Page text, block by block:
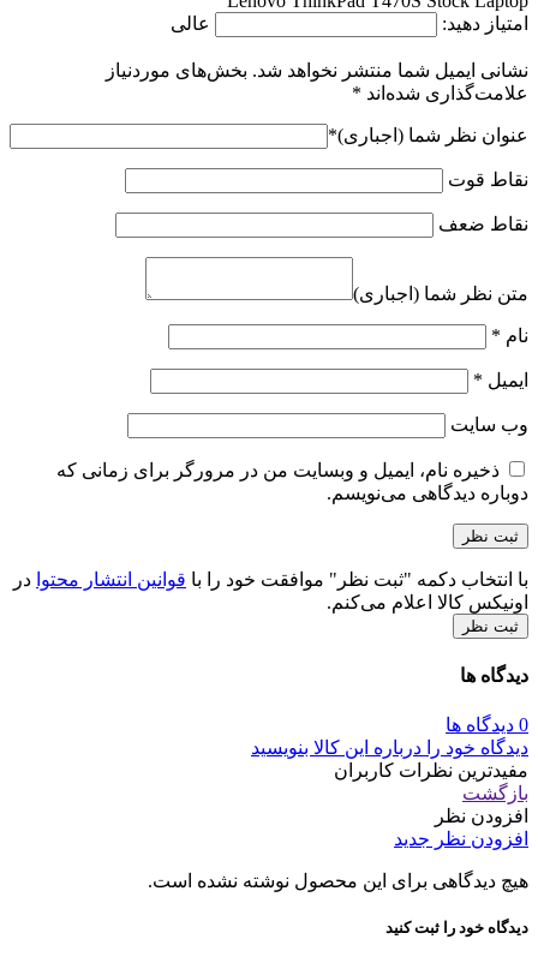
امتیاز دهید:
عالی
نشانی ایمیل شما منتشر نخواهد شد. بخش‌های موردنیاز
علامت‌گذاری شده‌اند *
عنوان نظر شما (اجباری)*
نقاط قوت
نقاط ضعف
متن نظر شما (اجباری)
نام *
ایمیل *
وب‌ سایت
ذخیره نام، ایمیل و وبسایت من در مرورگر برای زمانی که
دوباره دیدگاهی می‌نویسم.
با انتخاب دکمه "ثبت نظر" موافقت خود را با قوانین انتشار محتوا در
اونیکس کالا اعلام می‌کنم.
ثبت نظر
دیدگاه ها
0 دیدگاه ها
دیدگاه خود را درباره این کالا بنویسید
مفیدترین نظرات کاربران
بازگشت
افزودن نظر
افزودن نظر جدید
هیچ دیدگاهی برای این محصول نوشته نشده است.
دیدگاه خود را ثبت کنید